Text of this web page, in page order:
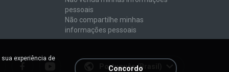
pessoais
Não compartilhe minhas
informações pessoais
Português (Brasil)
experiência de
Concordo